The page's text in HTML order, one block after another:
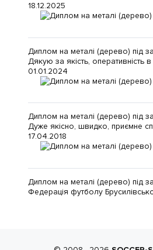
18.12.2025
Диплом на металі (дерево) під
Дякую за якість, оперативність
01.01.2024
Диплом на металі (дерево) під
Дуже якісно, швидко, приємне
17.04.2018
Диплом на металі (дерево) під
Федерація футболу